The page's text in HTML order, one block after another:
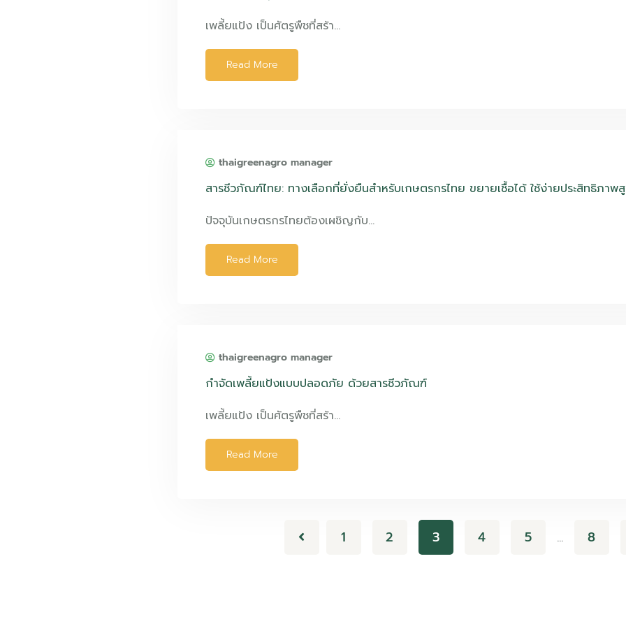
เพลี้ยแป้ง เป็นศัตรูพืชที่สร้า…
Read More
thaigreenagro manager
สารชีวภัณฑ์ไทย: ทางเลือกที่ยั่งยืนสำหรับเกษตรกรไทย ขยายเชื้อได้ ใช้ง่ายประสิทธิภาพ
ปัจจุบันเกษตรกรไทยต้องเผชิญกับ…
Read More
thaigreenagro manager
กำจัดเพลี้ยแป้งแบบปลอดภัย ด้วยสารชีวภัณฑ์
เพลี้ยแป้ง เป็นศัตรูพืชที่สร้า…
Read More
1 2 3 4 5 … 8